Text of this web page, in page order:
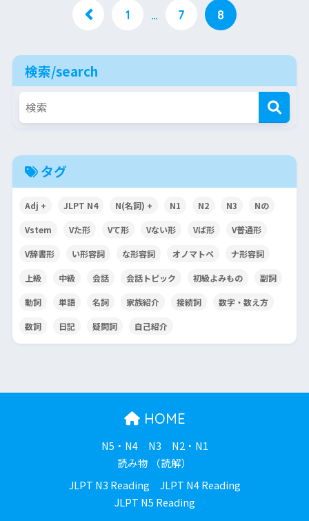
1 … 7 8
検索/search
タグ
Adj + JLPT N4 N(名詞) + N1 N2 N3 Nの
Vstem Vた形 Vて形 Vない形 Vば形 V普通形
V辞書形 い形容詞 な形容詞 オノマトペ ナ形容詞
上級 中級 会話 会話トピック 初級よみもの 副詞
動詞 単語 名詞 家族紹介 接続詞 数字・数え方
数詞 日記 疑問詞 自己紹介
HOME
N5・N4 N3
N2・N1
読み物 （読解）
JLPT N3 Reading
JLPT N4 Reading
JLPT N5 Reading